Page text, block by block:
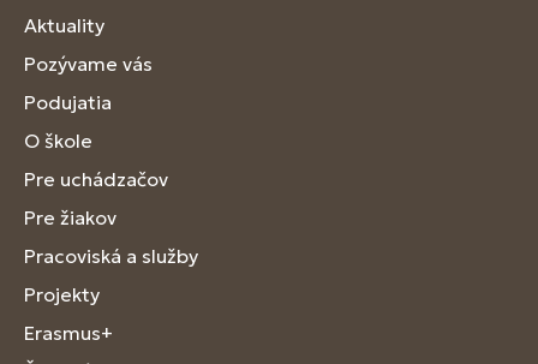
Aktuality
Pozývame vás
Podujatia
O škole
Pre uchádzačov
Pre žiakov
Pracoviská a služby
Projekty
Erasmus+